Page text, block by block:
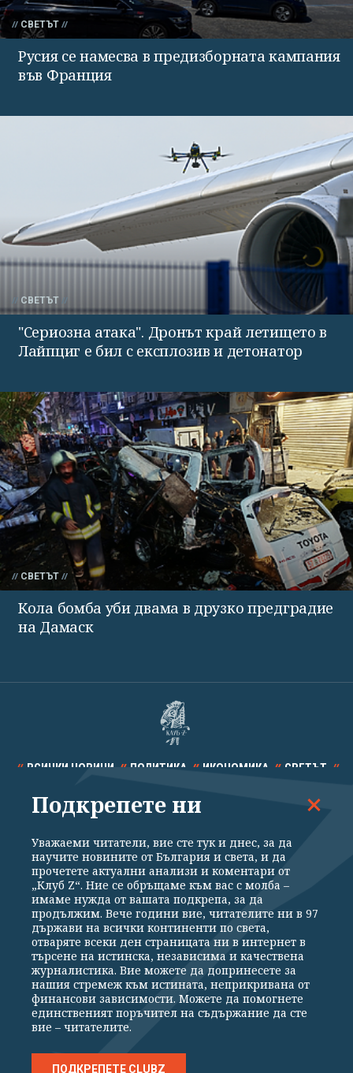
СВЕТЪТ
Русия се намесва в предизборната кампания
във Франция
СВЕТЪТ
"Сериозна атака". Дронът край летището в
Лайпциг е бил с експлозив и детонатор
СВЕТЪТ
Кола бомба уби двама в друзко предградие
на Дамаск
ВСИЧКИ НОВИНИ ПОЛИТИКА ИКОНОМИКА СВЕТЪТ
СПОРТ КУЛТУРА ТЕХНОЛОГИИ КАЛЕЙДОСКОП
Общи условия
Политика за поверителност
Реклама
Партньори Контакти
За Клуб Z
Екип
Подкрепете ни
Издател на www.clubz.bg е „Клуб Зебра Медия“ ЕООД, София, ул. "Алеко
Константинов" 3. Всички права запазени 2026 „Клуб Зебра Медия“
Препечатването на материали, снимки и видео от www.clubz.bg без
разрешение ще бъде преследвано по съдебен път, съгласно
Подкрепете ни
Уважаеми читатели, вие сте тук и днес, за да
научите новините от България и света, и да
прочетете актуални анализи и коментари от
„Клуб Z“. Ние се обръщаме към вас с молба –
имаме нужда от вашата подкрепа, за да
продължим. Вече години вие, читателите ни в 97
държави на всички континенти по света,
отваряте всеки ден страницата ни в интернет в
търсене на истинска, независима и качествена
журналистика. Вие можете да допринесете за
нашия стремеж към истината, неприкривана от
финансови зависимости. Можете да помогнете
единственият поръчител на съдържание да сте
вие – читателите.
ПОДКРЕПЕТЕ CLUBZ